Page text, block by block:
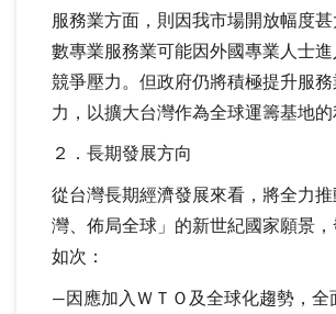
服務業方面，則因我市場開放幅度
數專業服務業可能因外國專業人士
競爭壓力。但政府仍將積極提升服
力，以擴大台灣作為全球運籌基地的
２．長期發展方向
從台灣長期經濟發展來看，將全力推
灣、佈局全球」的新世紀國家願景，
如次：
—因應加入ＷＴＯ及全球化趨勢，全